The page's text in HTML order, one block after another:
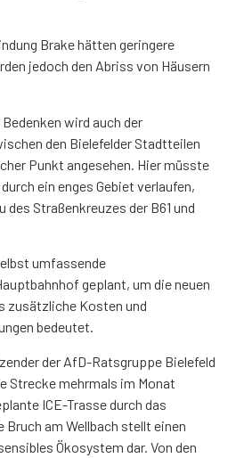
Brake hätten geringere
jedoch den Abriss von Häusern
wird auch der
den Bielefelder Stadtteilen
Punkt angesehen. Hier müsste
ein enges Gebiet verlaufen,
des Straßenkreuzes der B61 und
umfassende
geplant, um die neuen
zusätzliche Kosten und
bedeutet.
der AfD-Ratsgruppe Bielefeld
Strecke mehrmals im Monat
ICE-Trasse durch das
am Wellbach stellt einen
Ökosystem dar. Von den